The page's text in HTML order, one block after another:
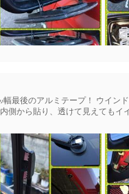
最後のアルミテープ！ ウイン
側から貼り、透けて見えてもイ